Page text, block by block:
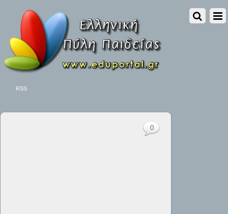
RSS
0